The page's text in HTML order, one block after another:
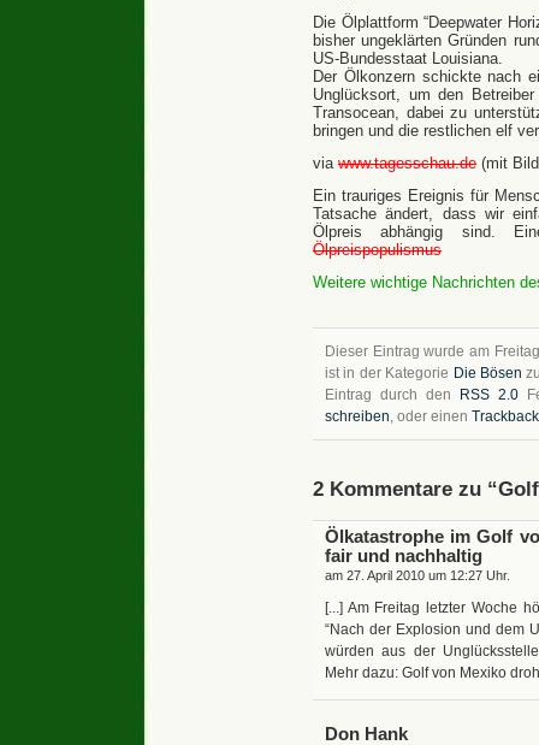
Die Ölplattform “Deepwater
bisher ungeklärten Gründen
US-Bundesstaat Louisiana.
Der Ölkonzern schickte nach
Unglücksort, um den
Transocean, dabei zu
bringen und die restlichen elf
via www.tagesschau.de (mit
Ein trauriges Ereignis für
Tatsache ändert, dass wir
Ölpreis abhängig sind.
Ölpreispopulismus
Weitere wichtige Nachrichten
Dieser Eintrag wurde am
ist in der Kategorie Die Bösen
Eintrag durch den
RSS 2.0
schreiben, oder einen Trackback
2 Kommentare zu
Ölkatastrophe im Golf
fair und nachhaltig
am 27. April 2010 um 12:27 Uhr.
[...] Am Freitag letzter Woche
“Nach der Explosion und dem
würden aus der
Mehr dazu: Golf von Mexiko
Don Hank